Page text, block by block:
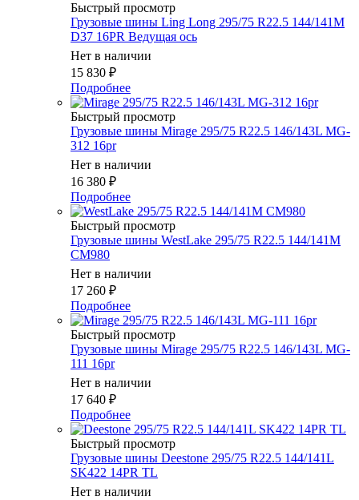
Быстрый просмотр
Грузовые шины Ling Long 295/75 R22.5 144/141M
D37 16PR Ведущая ось
Нет в наличии
15 830 ₽
Подробнее
Быстрый просмотр
Грузовые шины Mirage 295/75 R22.5 146/143L MG-
312 16pr
Нет в наличии
16 380 ₽
Подробнее
Быстрый просмотр
Грузовые шины WestLake 295/75 R22.5 144/141M
CM980
Нет в наличии
17 260 ₽
Подробнее
Быстрый просмотр
Грузовые шины Mirage 295/75 R22.5 146/143L MG-
111 16pr
Нет в наличии
17 640 ₽
Подробнее
Быстрый просмотр
Грузовые шины Deestone 295/75 R22.5 144/141L
SK422 14PR TL
Нет в наличии